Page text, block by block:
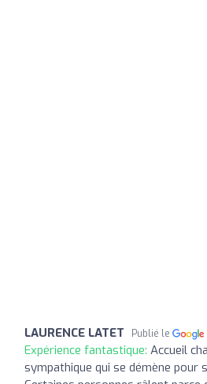
LAURENCE LATET Publié le
Expérience fantastique: Accueil
sympathique qui se démène pour